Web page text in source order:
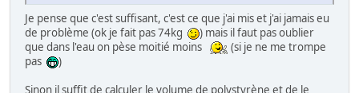
Je pense que c'est suffisant, c'est ce que j'ai mis et j'ai jamais eu
de problème (ok je fait pas 74kg
) mais il faut pas oublier
que dans l'eau on pèse moitié moins
(si je ne me trompe
pas
)
Sinon il suffit de calculer le volume de polystyrène et de le